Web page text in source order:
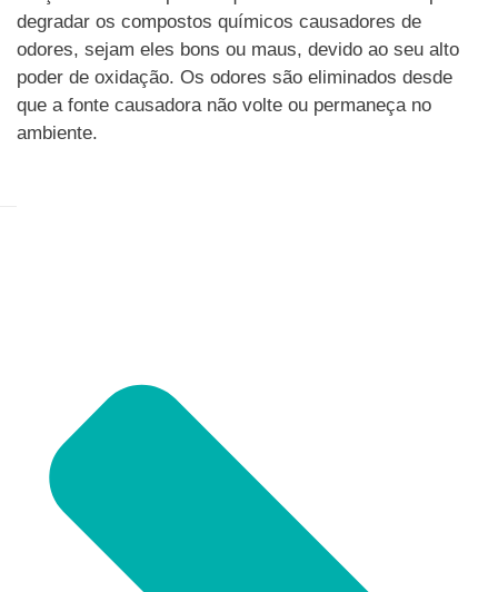
degradar os compostos químicos causadores de
odores, sejam eles bons ou maus, devido ao seu alto
poder de oxidação. Os odores são eliminados desde
que a fonte causadora não volte ou permaneça no
ambiente.